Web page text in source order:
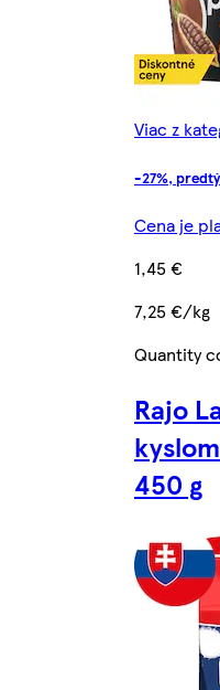
Viac z
-27%,
Cena je
1,45 €
7,25 €/kg
Quantity
Rajo
450 g